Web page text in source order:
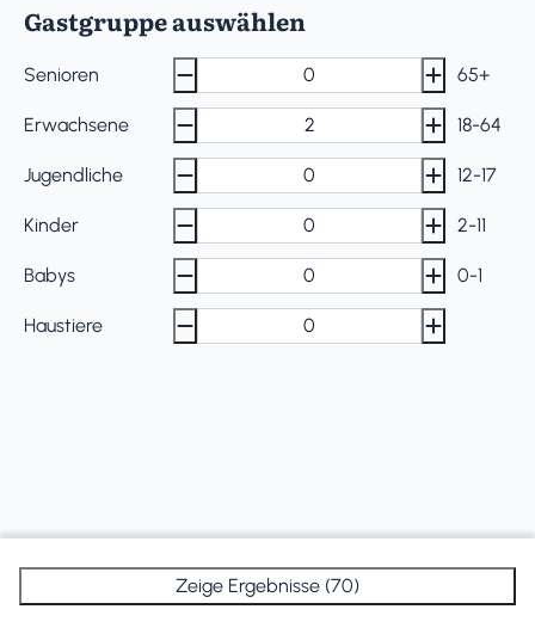
Gastgruppe auswählen
Senioren 65+
Erwachsene 18-64
Jugendliche 12-17
Kinder 2-11
Babys 0-1
Haustiere
Zeige Ergebnisse (70)